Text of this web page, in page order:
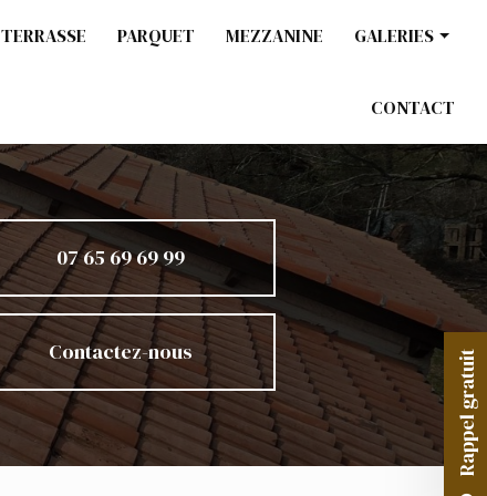
Rappel gratuit
TERRASSE PARQUET MEZZANINE GALERIES
Terrasse
Parquet
Mezzanine
CONTACT
07 65 69 69 99
Contactez-nous